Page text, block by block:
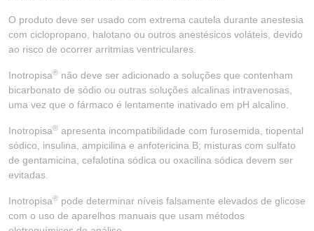
O produto deve ser usado com extrema cautela durante anestesia
com ciclopropano, halotano ou outros anestésicos voláteis, devido
ao risco de ocorrer arritmias ventriculares.
Inotropisa® não deve ser adicionado a soluções que contenham
bicarbonato de sódio ou outras soluções alcalinas intravenosas,
uma vez que o fármaco é lentamente inativado em pH alcalino.
Inotropisa® apresenta incompatibilidade com furosemida, tiopental
sódico, insulina, ampicilina e anfotericina B; misturas com sulfato
de gentamicina, cefalotina sódica ou oxacilina sódica devem ser
evitadas.
Inotropisa® pode determinar níveis falsamente elevados de glicose
com o uso de aparelhos manuais que usam métodos